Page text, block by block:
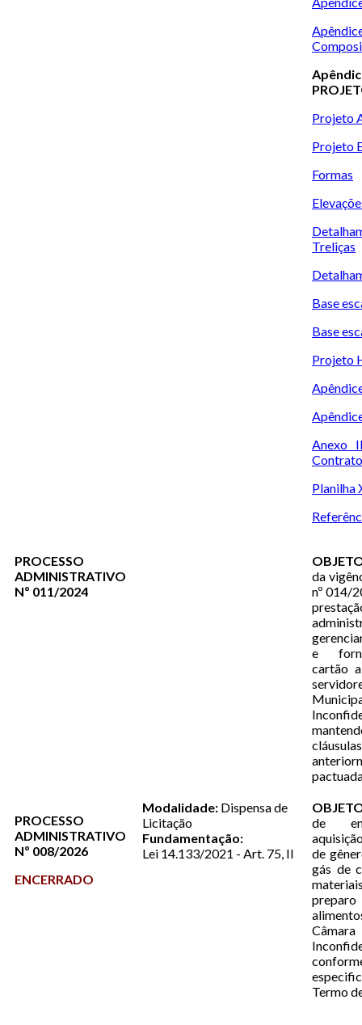
Projeto
Projeto
Formas
Treliças
Base
Base
Projeto
Anexo
Contrato
Planilha
PROCESSO
ADMINISTRATIVO
Nº 011/2024
da
nº 014/
e
cartão
PROCESSO
ADMINISTRATIVO
Nº 008/2026
ENCERRADO
Modalidade: Dispensa de
Licitação
Fundamentação:
Lei 14.133/2021 - Art. 75, II
de
de
gás de
Termo